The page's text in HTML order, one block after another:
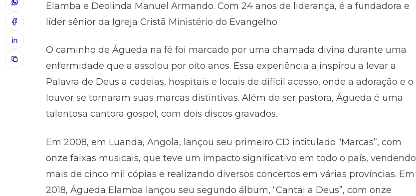
Elamba e Deolinda Manuel Armando. Com 24 anos de liderança, é a fundadora e
líder sênior da Igreja Cristã Ministério do Evangelho.
O caminho de Águeda na fé foi marcado por uma chamada divina durante uma
enfermidade que a assolou por oito anos. Essa experiência a inspirou a levar a
Palavra de Deus a cadeias, hospitais e locais de difícil acesso, onde a adoração e o
louvor se tornaram suas marcas distintivas. Além de ser pastora, Águeda é uma
talentosa cantora gospel, com dois discos gravados.
Em 2008, em Luanda, Angola, lançou seu primeiro CD intitulado “Marcas”, com
onze faixas musicais, que teve um impacto significativo em todo o país, vendendo
mais de cinco mil cópias e realizando diversos concertos em várias províncias. Em
2018, Águeda Elamba lançou seu segundo álbum, “Cantai a Deus”, com onze